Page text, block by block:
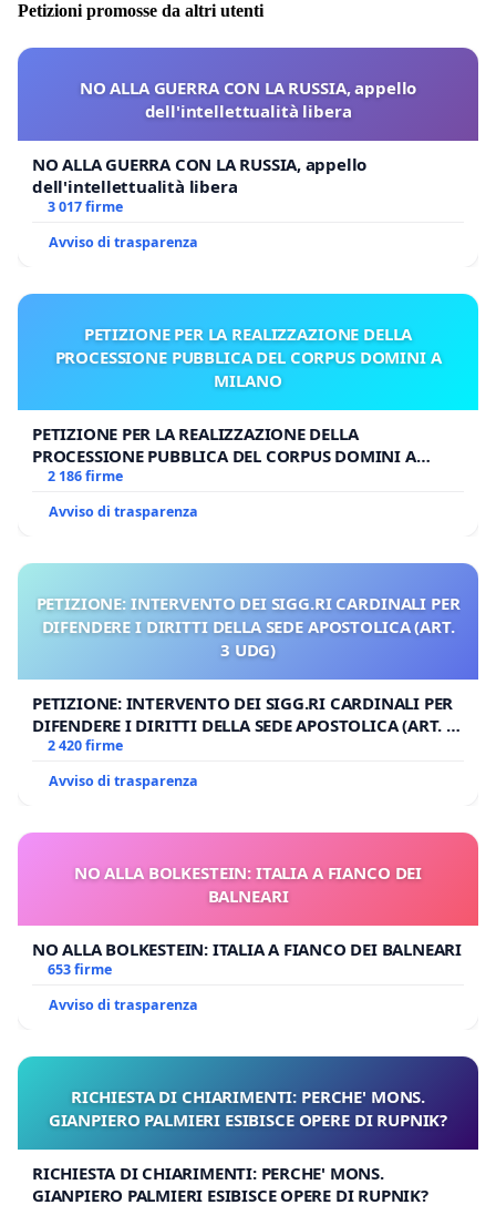
Petizioni promosse da altri utenti
NO ALLA GUERRA CON LA RUSSIA, appello
dell'intellettualità libera
NO ALLA GUERRA CON LA RUSSIA, appello
dell'intellettualità libera
3 017 firme
Avviso di trasparenza
PETIZIONE PER LA REALIZZAZIONE DELLA
PROCESSIONE PUBBLICA DEL CORPUS DOMINI A
MILANO
PETIZIONE PER LA REALIZZAZIONE DELLA
PROCESSIONE PUBBLICA DEL CORPUS DOMINI A
MILANO
2 186 firme
Avviso di trasparenza
PETIZIONE: INTERVENTO DEI SIGG.RI CARDINALI PER
DIFENDERE I DIRITTI DELLA SEDE APOSTOLICA (ART.
3 UDG)
PETIZIONE: INTERVENTO DEI SIGG.RI CARDINALI PER
DIFENDERE I DIRITTI DELLA SEDE APOSTOLICA (ART. 3
UDG)
2 420 firme
Avviso di trasparenza
NO ALLA BOLKESTEIN: ITALIA A FIANCO DEI
BALNEARI
NO ALLA BOLKESTEIN: ITALIA A FIANCO DEI BALNEARI
653 firme
Avviso di trasparenza
RICHIESTA DI CHIARIMENTI: PERCHE' MONS.
GIANPIERO PALMIERI ESIBISCE OPERE DI RUPNIK?
RICHIESTA DI CHIARIMENTI: PERCHE' MONS.
GIANPIERO PALMIERI ESIBISCE OPERE DI RUPNIK?